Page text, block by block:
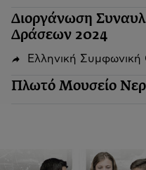
Διοργάνωση
Δράσεων 2024
Ελληνική
Πλωτό Μουσείο